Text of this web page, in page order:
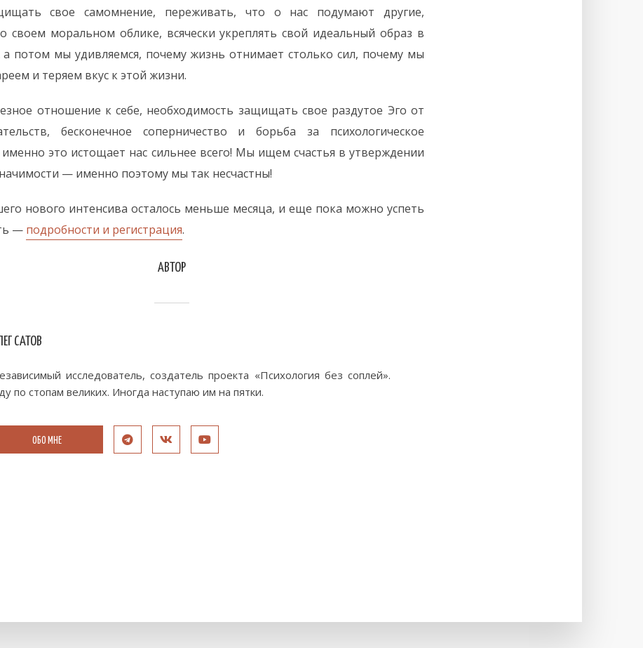
свое самомнение, переживать, что о нас подумают другие,
своем моральном облике, всячески укреплять свой идеальный образ в
а потом мы удивляемся, почему жизнь отнимает столько сил, почему мы
и теряем вкус к этой жизни.
отношение к себе, необходимость защищать свое раздутое Эго от
бесконечное соперничество и борьба за психологическое
это истощает нас сильнее всего! Мы ищем счастья в утверждении
— именно поэтому мы так несчастны!
нового интенсива осталось меньше месяца, и еще пока можно успеть
— подробности и регистрация.
АВТОР
САТОВ
исследователь, создатель проекта «Психология без соплей».
по стопам великих. Иногда наступаю им на пятки.
ОБО МНЕ